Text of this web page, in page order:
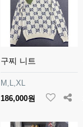
구찌 니트
M,L,XL
186,000원